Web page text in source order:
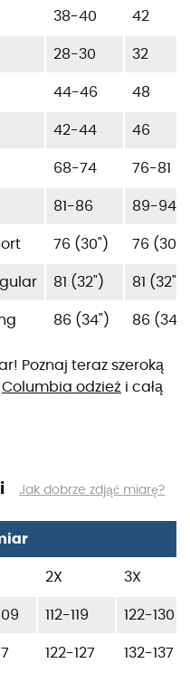
38-40 42
28-30 32
44-46 48
42-44 46
68-74 76-81
81-86 89-94
76 (30") 76 (30")
81 (32") 81 (32")
86 (34") 86 (34")
Poznaj teraz szeroką
Columbia odzież i całą
Jak dobrze zdjąć miarę?
2X 3X
112-119 122-130
122-127 132-137